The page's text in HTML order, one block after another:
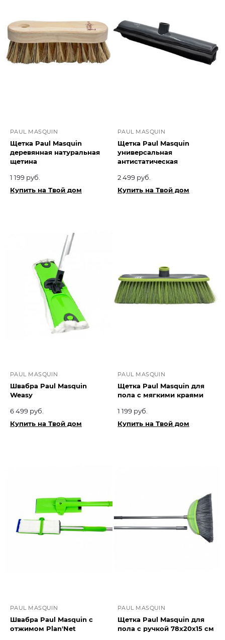
PAUL MASQUIN
Щетка Paul Masquin
деревянная натуральная
щетина
1 199 руб.
Купить на Твой дом
PAUL MASQUIN
Щетка Paul Masquin
универсальная
антистатическая
2 499 руб.
Купить на Твой дом
PAUL MASQUIN
Швабра Paul Masquin
Weasy
6 499 руб.
Купить на Твой дом
PAUL MASQUIN
Щетка Paul Masquin для
пола с мягкими краями
1 199 руб.
Купить на Твой дом
PAUL MASQUIN
Швабра Paul Masquin с
отжимом Plan'Net
PAUL MASQUIN
Щетка Paul Masquin для
пола с ручкой 78х20х15 см